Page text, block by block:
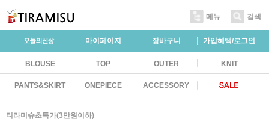
메뉴 검색
마이페이지 장바구니 가입혜택/로그인
BLOUSE TOP OUTER KNIT
PANTS&SKIRT ONEPIECE ACCESSORY
티라미슈초특가(3만원이하)